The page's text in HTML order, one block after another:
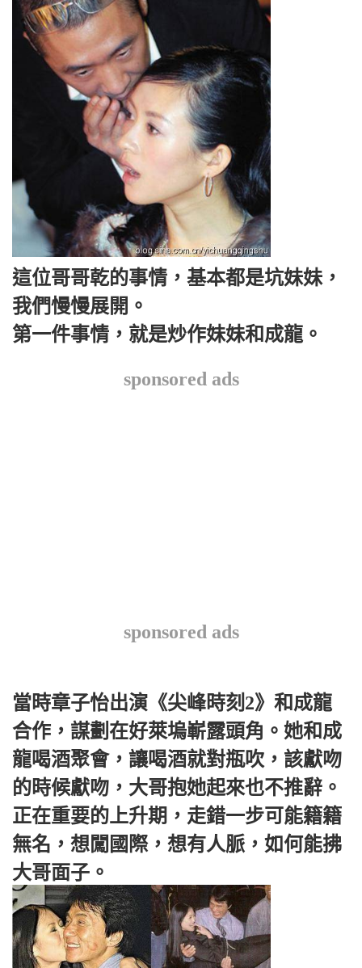
這位哥哥乾的事情，基本都是坑妹妹，
我們慢慢展開。
第一件事情，就是炒作妹妹和成龍。
sponsored ads
sponsored ads
當時章子怡出演《尖峰時刻2》和成龍
合作，謀劃在好萊塢嶄露頭角。她和成
龍喝酒聚會，讓喝酒就對瓶吹，該獻吻
的時候獻吻，大哥抱她起來也不推辭。
正在重要的上升期，走錯一步可能籍籍
無名，想闖國際，想有人脈，如何能拂
大哥面子。